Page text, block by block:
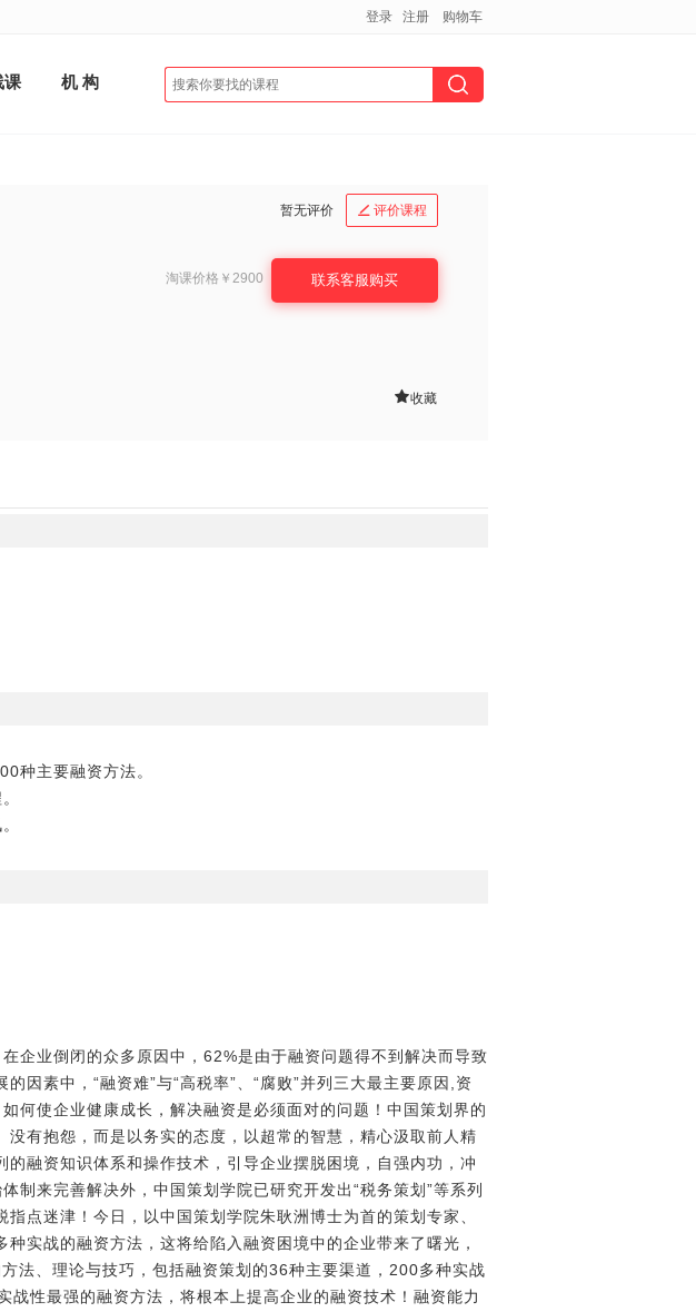
课 机 构
暂无评价  评价课程
淘课价格 ￥2900 联系客服购买
收藏
种主要融资方法。
企业倒闭的众多原因中，62%是由于融资问题得不到解决而导致
因素中，“融资难”与“高税率”、“腐败”并列三大最主要原因,资
何使企业健康成长，解决融资是必须面对的问题！中国策划界的
有抱怨，而是以务实的态度，以超常的智慧，精心汲取前人精
融资知识体系和操作技术，引导企业摆脱困境，自强内功，冲
制来完善解决外，中国策划学院已研究开发出“税务策划”等系列
点迷津！今日，以中国策划学院朱耿洲博士为首的策划专家、
实战的融资方法，这将给陷入融资困境中的企业带来了曙光，
法、理论与技巧，包括融资策划的36种主要渠道，200多种实战
性最强的融资方法，将根本上提高企业的融资技术！融资能力
登录 注册 购物车